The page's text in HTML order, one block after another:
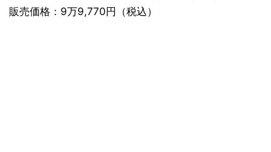
販売価格：9万9,770円（税込）